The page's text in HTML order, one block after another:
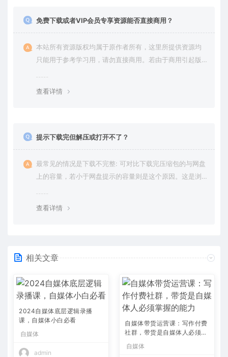
免费下载或者VIP会员专享资源能否直接商用？
本站所有资源版权均属于原作者所有，这里所提供资源均
只能用于参考学习用，请勿直接商用。若由于商用引起版
查看详情
提示下载完但解压或打开不了？
最常见的情况是下载不完整: 可对比下载完压缩包的与网盘
上的容量，若小于网盘提示的容量则是这个原因。这是浏
查看详情
相关文章
2024自媒体底层逻辑录播
课，自媒体小白必看
自媒体
admin
自媒体带货运营课：写作付费
社群，带货是自媒体人必须掌
握的能力
自媒体